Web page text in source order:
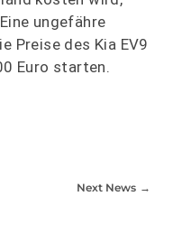
ungefähre
Preise des Kia EV9
Euro starten.
Next News